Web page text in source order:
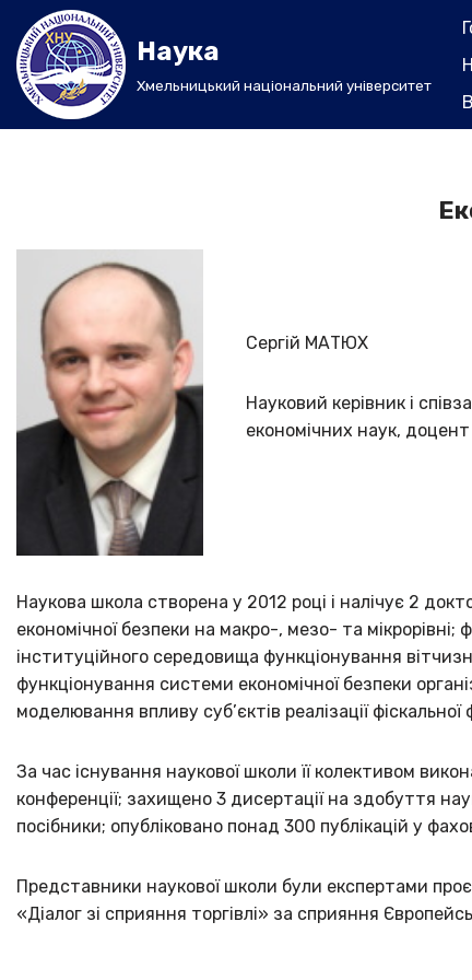
Перейти
до
вмісту
Наука
Хмельницький національний університет
Сергій МАТЮХ
Науковий керівник і
економічних наук, доцент
Наукова школа створена у 2012 році і налічує 2
економічної безпеки на макро-, мезо- та
інституційного середовища функціонування
функціонування системи економічної безпеки
моделювання впливу суб’єктів реалізації
За час існування наукової школи її колективом
конференції; захищено 3 дисертації на здобуття
посібники; опубліковано понад 300 публікацій у
Представники наукової школи були експертами
«Діалог зі сприяння торгівлі» за сприяння